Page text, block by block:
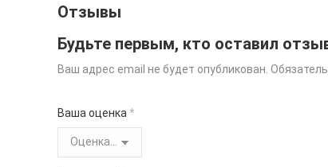
Отзывы
Будьте первым, кто оставил
Ваш адрес email не будет опубликован.
Ваша оценка *